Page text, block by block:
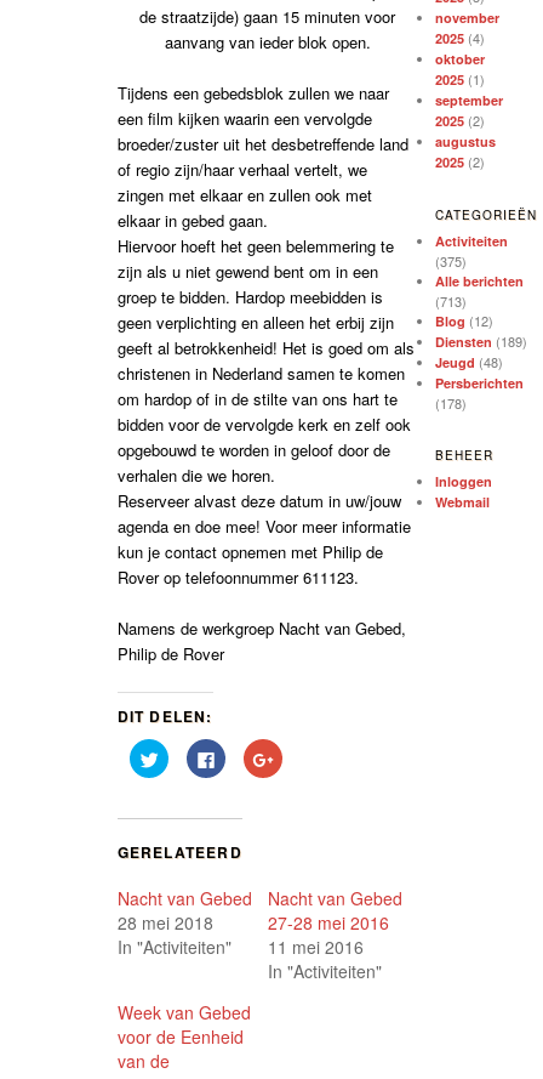
de straatzijde) gaan 15 minuten voor
aanvang van ieder blok open.
Tijdens een gebedsblok zullen we naar
een film kijken waarin een vervolgde
broeder/zuster uit het desbetreffende land
of regio zijn/haar verhaal vertelt, we
zingen met elkaar en zullen ook met
elkaar in gebed gaan.
Hiervoor hoeft het geen belemmering te
zijn als u niet gewend bent om in een
groep te bidden. Hardop meebidden is
geen verplichting en alleen het erbij zijn
geeft al betrokkenheid! Het is goed om als
christenen in Nederland samen te komen
om hardop of in de stilte van ons hart te
bidden voor de vervolgde kerk en zelf ook
opgebouwd te worden in geloof door de
verhalen die we horen.
Reserveer alvast deze datum in uw/jouw
agenda en doe mee! Voor meer informatie
kun je contact opnemen met Philip de
Rover op telefoonnummer 611123.
Namens de werkgroep Nacht van Gebed,
Philip de Rover
DIT DELEN:
Klik
om
in
venster
geopend)
Klik
om
in
venster
geopend)
Klik
om
venster
geopend)
GERELATEERD
Nacht van Gebed
28 mei 2018
In "Activiteiten"
Nacht van Gebed
27-28 mei 2016
11 mei 2016
In "Activiteiten"
Week van Gebed
voor de Eenheid
van de
november
2025 (4)
oktober
2025 (1)
september
2025 (2)
augustus
2025 (2)
CATEGORIEËN
Activiteiten
(375)
Alle berichten
(713)
Blog (12)
Diensten (189)
Jeugd (48)
Persberichten
(178)
BEHEER
Inloggen
Webmail